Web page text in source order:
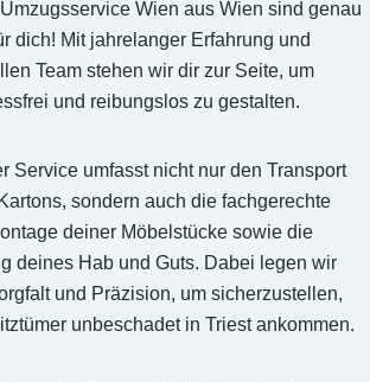
Wien aus Wien sind genau
dich! Mit jahrelanger Erfahrung und
Team stehen wir dir zur Seite, um
und reibungslos zu gestalten.
Service umfasst nicht nur den Transport
sondern auch die fachgerechte
deiner Möbelstücke sowie die
deines Hab und Guts. Dabei legen wir
und Präzision, um sicherzustellen,
unbeschadet in Triest ankommen.